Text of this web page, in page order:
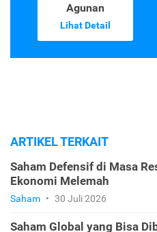
Agunan
Lihat Detail
ARTIKEL TERKAIT
Saham Defensif di Masa
Ekonomi Melemah
Saham • 30 Juli 2026
Saham Global yang Bisa